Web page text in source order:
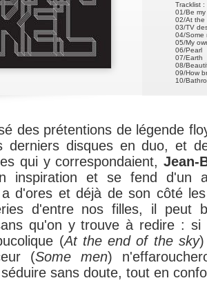
Tracklist :
01/Be my
02/At the
03/TV
04/Some
05/My
06/Pearl
07/Earth
08/
09/How
10/
des prétentions de légende
derniers disques en duo, et
qui y correspondaient, Jean-
inspiration et se fend d'un
a d'ores et déjà de son côté
d'entre nos filles, il peut
qu'on y trouve à redire :
(At the end of the sky)
(Some men)
sans doute, tout en